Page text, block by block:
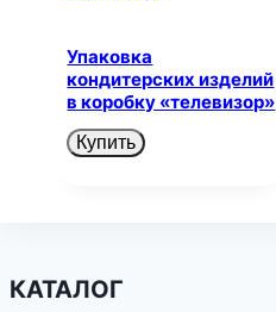
Упаковка
кондитерских изделий
в коробку «телевизор»
Купить
КАТАЛОГ